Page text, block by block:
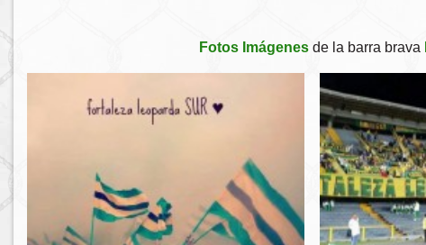
Fotos Imágenesde la barra brava